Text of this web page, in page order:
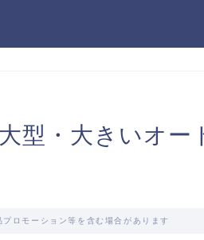
型・大きいオー
プロモーション等を含む場合があります